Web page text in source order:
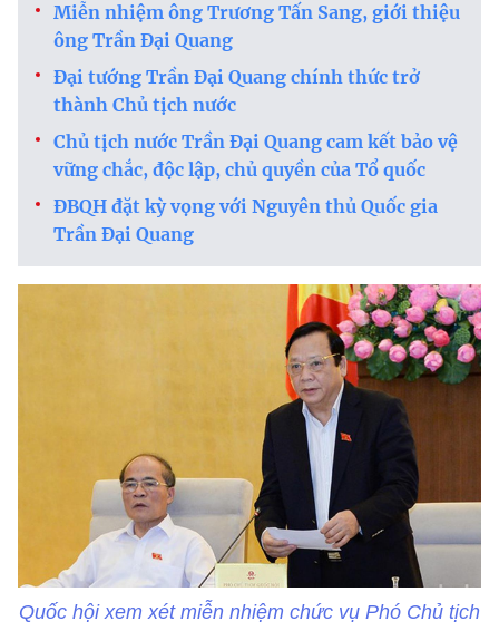
Miễn nhiệm ông Trương Tấn Sang, giới thiệu
ông Trần Đại Quang
Đại tướng Trần Đại Quang chính thức trở
thành Chủ tịch nước
Chủ tịch nước Trần Đại Quang cam kết bảo vệ
vững chắc, độc lập, chủ quyền của Tổ quốc
ĐBQH đặt kỳ vọng với Nguyên thủ Quốc gia
Trần Đại Quang
Quốc hội xem xét miễn nhiệm chức vụ Phó Chủ tịch